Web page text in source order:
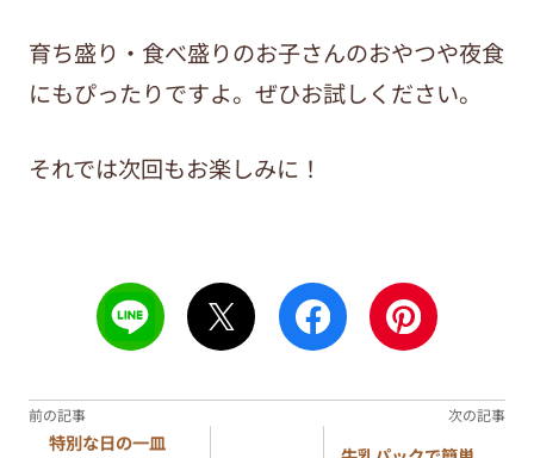
育ち盛り・食べ盛りのお子さんのおやつや夜食
にもぴったりですよ。ぜひお試しください。
それでは次回もお楽しみに！
特別な日の一皿